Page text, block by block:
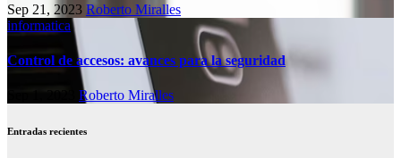
Sep 21, 2023 Roberto Miralles
informatica
Control de accesos: avances para la seguridad
Roberto Miralles
Entradas recientes